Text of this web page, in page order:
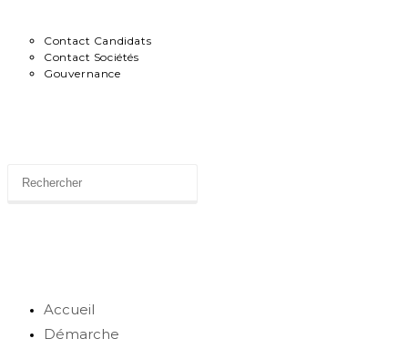
Contact Candidats
Contact Sociétés
Gouvernance
Accueil
Démarche